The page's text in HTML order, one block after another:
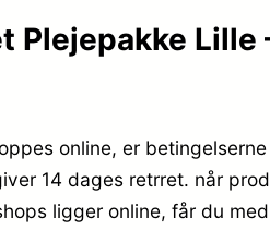
Plejepakke
online, er
14 dages retrret. når
ligger online, får du